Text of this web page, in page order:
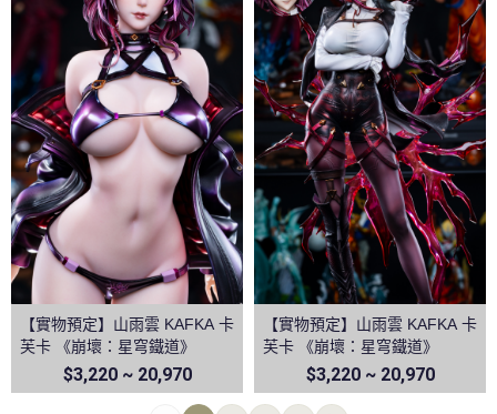
【實物預定】山雨雲 KAFKA 卡
芙卡 《崩壞：星穹鐵道》
$3,220 ~ 20,970
【實物預定】山雨雲 KAFKA 卡
芙卡 《崩壞：星穹鐵道》
$3,220 ~ 20,970